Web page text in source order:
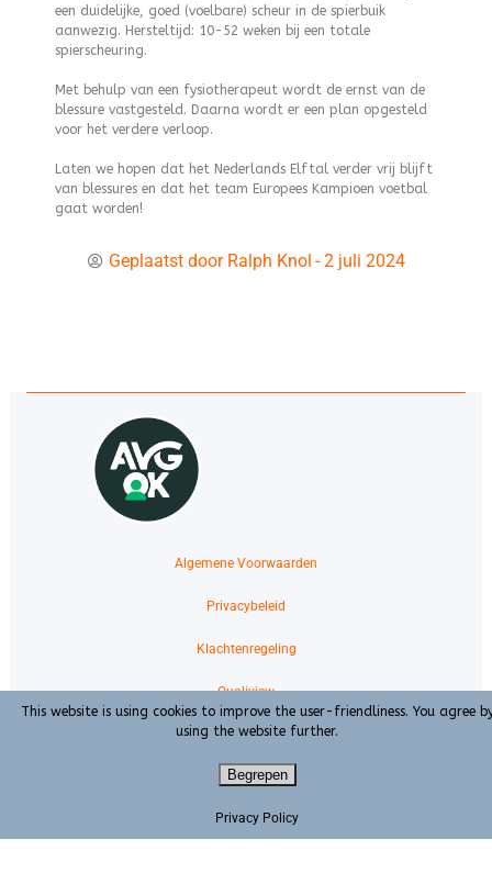
een duidelijke, goed (voelbare) scheur in de spierbuik
aanwezig. Hersteltijd: 10-52 weken bij een totale
spierscheuring.
Met behulp van een fysiotherapeut wordt de ernst van de
blessure vastgesteld. Daarna wordt er een plan opgesteld
voor het verdere verloop.
Laten we hopen dat het Nederlands Elftal verder vrij blijft
van blessures en dat het team Europees Kampioen voetbal
gaat worden!
Geplaatst doorRalph Knol -2 juli 2024
Algemene Voorwaarden
Privacybeleid
Klachtenregeling
Qualiview
Volg ons op:
This website is using cookies to improve the user-friendliness. You agree
using the website further.
Begrepen
Privacy Policy